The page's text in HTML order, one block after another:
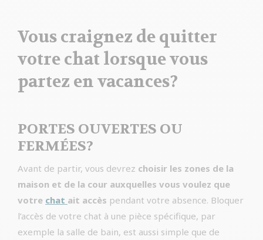
Vous craignez de quitter
votre chat lorsque vous
partez en vacances?
PORTES OUVERTES OU
FERMÉES?
Avant de partir, vous devrez choisir les zones de la
maison et de la cour auxquelles vous voulez que
votre chat ait accès pendant votre absence. Bloquer
l’accès de votre chat à une pièce spécifique, par
exemple la salle de bain, est aussi simple que de